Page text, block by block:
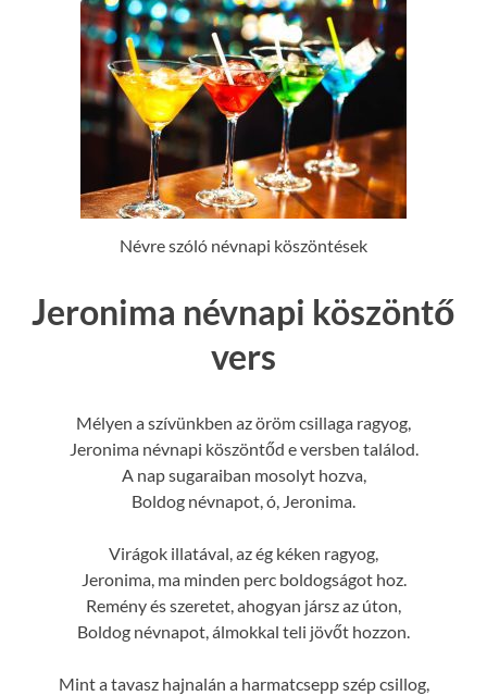
Névre szóló névnapi köszöntések
Jeronima névnapi köszöntő
vers
Mélyen a szívünkben az öröm csillaga ragyog,
Jeronima névnapi köszöntőd e versben találod.
A nap sugaraiban mosolyt hozva,
Boldog névnapot, ó, Jeronima.
Virágok illatával, az ég kéken ragyog,
Jeronima, ma minden perc boldogságot hoz.
Remény és szeretet, ahogyan jársz az úton,
Boldog névnapot, álmokkal teli jövőt hozzon.
Mint a tavasz hajnalán a harmatcsepp szép csillog,